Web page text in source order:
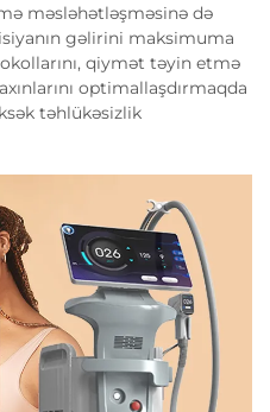
məsləhətləşməsinə də
gəlirini maksimuma
qiymət təyin etmə
optimallaşdırmaqda
təhlükəsizlik